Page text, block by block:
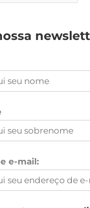
e-mail: